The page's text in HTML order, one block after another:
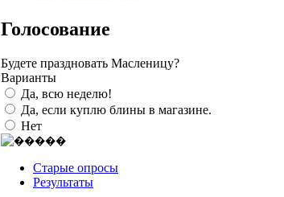
Голосование
Будете праздновать Масленицу?
Варианты
Да, всю неделю!
Да, если куплю блины в магазине.
Нет
Старые опросы
Результаты